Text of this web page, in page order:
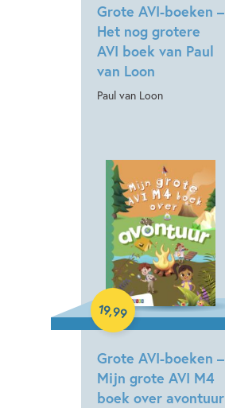
Grote AVI-boeken –
Het nog grotere
AVI boek van Paul
van Loon
Paul van Loon
Grote AVI-boeken –
Mijn grote AVI M4
boek over avontuur
19,99
Hardcover